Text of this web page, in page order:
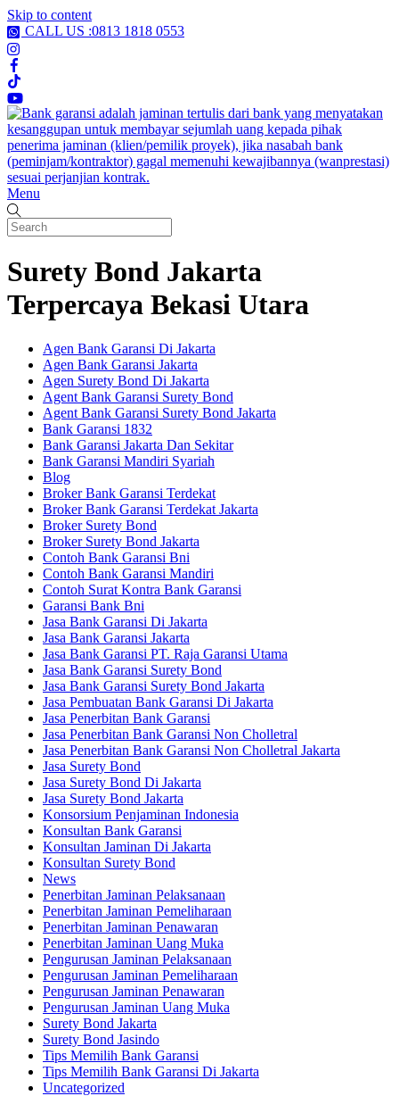
Skip to content
CALL US :0813 1818 0553
Menu
Surety Bond Jakarta
Terpercaya Bekasi Utara
Agen Bank Garansi Di Jakarta
Agen Bank Garansi Jakarta
Agen Surety Bond Di Jakarta
Agent Bank Garansi Surety Bond
Agent Bank Garansi Surety Bond Jakarta
Bank Garansi 1832
Bank Garansi Jakarta Dan Sekitar
Bank Garansi Mandiri Syariah
Blog
Broker Bank Garansi Terdekat
Broker Bank Garansi Terdekat Jakarta
Broker Surety Bond
Broker Surety Bond Jakarta
Contoh Bank Garansi Bni
Contoh Bank Garansi Mandiri
Contoh Surat Kontra Bank Garansi
Garansi Bank Bni
Jasa Bank Garansi Di Jakarta
Jasa Bank Garansi Jakarta
Jasa Bank Garansi PT. Raja Garansi Utama
Jasa Bank Garansi Surety Bond
Jasa Bank Garansi Surety Bond Jakarta
Jasa Pembuatan Bank Garansi Di Jakarta
Jasa Penerbitan Bank Garansi
Jasa Penerbitan Bank Garansi Non Cholletral
Jasa Penerbitan Bank Garansi Non Cholletral Jakarta
Jasa Surety Bond
Jasa Surety Bond Di Jakarta
Jasa Surety Bond Jakarta
Konsorsium Penjaminan Indonesia
Konsultan Bank Garansi
Konsultan Jaminan Di Jakarta
Konsultan Surety Bond
News
Penerbitan Jaminan Pelaksanaan
Penerbitan Jaminan Pemeliharaan
Penerbitan Jaminan Penawaran
Penerbitan Jaminan Uang Muka
Pengurusan Jaminan Pelaksanaan
Pengurusan Jaminan Pemeliharaan
Pengurusan Jaminan Penawaran
Pengurusan Jaminan Uang Muka
Surety Bond Jakarta
Surety Bond Jasindo
Tips Memilih Bank Garansi
Tips Memilih Bank Garansi Di Jakarta
Uncategorized